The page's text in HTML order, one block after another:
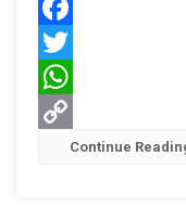
Facebook
Twitter
WhatsApp
CopyContinue